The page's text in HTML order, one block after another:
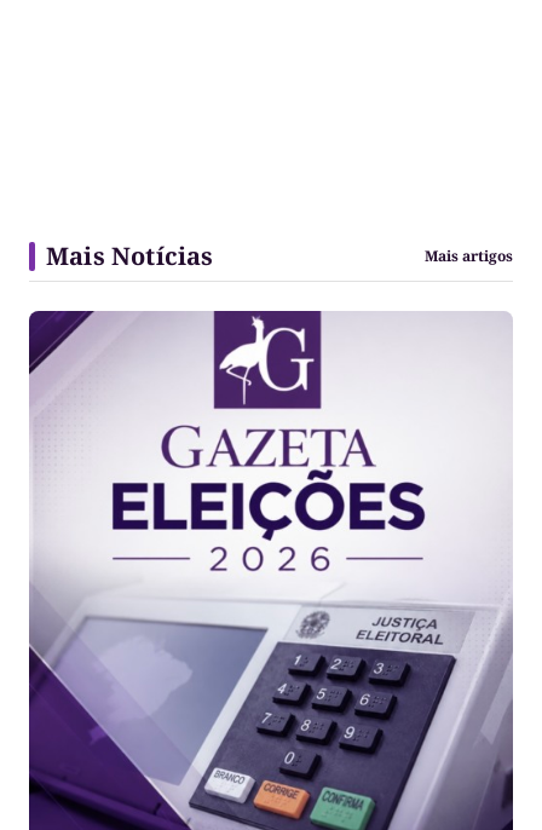
Mais Notícias Mais artigos